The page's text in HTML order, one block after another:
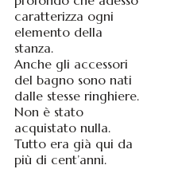
caratterizza ogni
elemento della
stanza.
Anche gli accessori
del bagno sono nati
dalle stesse ringhiere.
Non è stato
acquistato nulla.
Tutto era già qui da
più di cent’anni.